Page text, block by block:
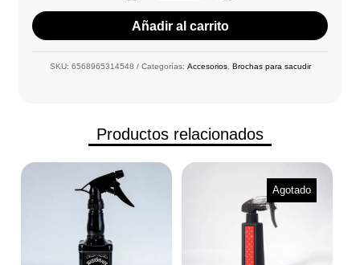
Añadir al carrito
SKU: 6568965314548 Categorías: Accesorios, Brochas para sacudir
Productos relacionados
Agotado